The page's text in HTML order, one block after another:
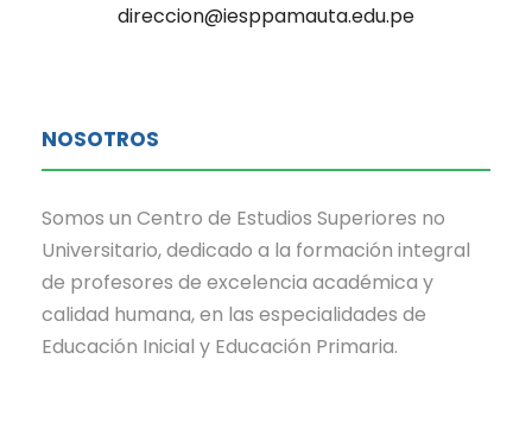
direccion@iesppamauta.edu.pe
NOSOTROS
Somos un Centro de Estudios Superiores no
Universitario, dedicado a la formación integral
de profesores de excelencia académica y
calidad humana, en las especialidades de
Educación Inicial y Educación Primaria.